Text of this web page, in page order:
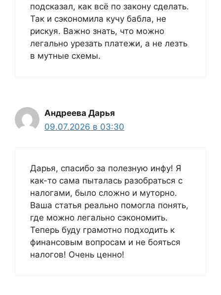
подсказал, как всё по закону сделать.
Так и сэкономила кучу бабла, не
рискуя. Важно знать, что можно
легально урезать платежи, а не лезть
в мутные схемы.
Андреева Дарья
09.07.2026 в 03:30
Дарья, спасибо за полезную инфу! Я
как-то сама пыталась разобраться с
налогами, было сложно и муторно.
Ваша статья реально помогла понять,
где можно легально сэкономить.
Теперь буду грамотно подходить к
финансовым вопросам и не бояться
налогов! Очень ценно!